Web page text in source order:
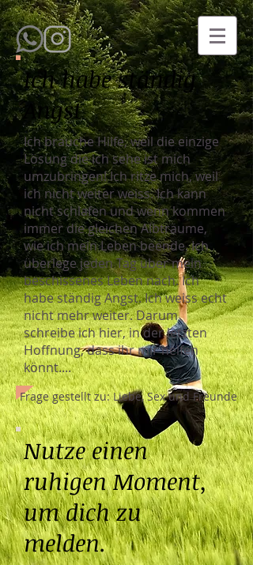
Ich habe ständig
Angst
Ich brauche Hilfe, weil die einzige
Lösung die ich sehe ist mich
umzubringen! Ich ritze mich, weil
ich nicht weiter weiss. Ich kann
nicht schlafen und wenn kommen
immer die gleichen Albträume,
wie ich mein Leben beende. Ich
überlege jeden Tag über mein
beschissenes Leben nach. Ich
habe ständig Angst. Ich weiss echt
nicht mehr weiter. Darum
schreibe ich hier, in der letzten
Hoffnung, dass ihr mir helfen
könnt....
Frage gestellt zu: Liebe, Sex und Freunde
Nutze einen
ruhigen Moment,
um dich zu
melden.